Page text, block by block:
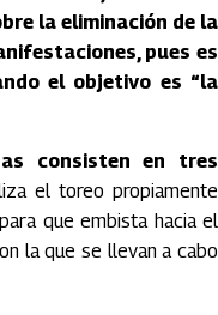
la eliminación de la
pues es
el objetivo es “la
consisten en tres
el toreo propiamente
que embista hacia el
la que se llevan a cabo